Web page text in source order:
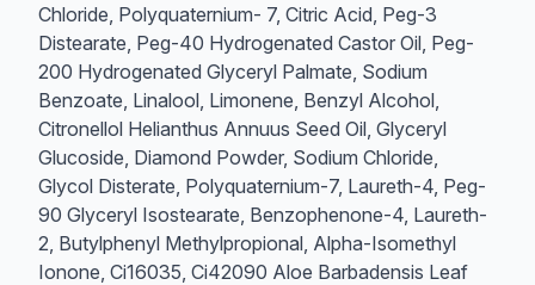
Chloride, Polyquaternium- 7, Citric Acid, Peg-3
Distearate, Peg-40 Hydrogenated Castor Oil, Peg-
200 Hydrogenated Glyceryl Palmate, Sodium
Benzoate, Linalool, Limonene, Benzyl Alcohol,
Citronellol Helianthus Annuus Seed Oil, Glyceryl
Glucoside, Diamond Powder, Sodium Chloride,
Glycol Disterate, Polyquaternium-7, Laureth-4, Peg-
90 Glyceryl Isostearate, Benzophenone-4, Laureth-
2, Butylphenyl Methylpropional, Alpha-Isomethyl
Ionone, Ci16035, Ci42090 Aloe Barbadensis Leaf